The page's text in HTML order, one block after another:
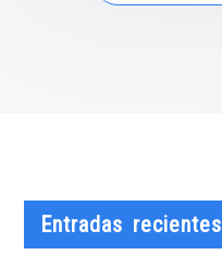
Entradas recientes